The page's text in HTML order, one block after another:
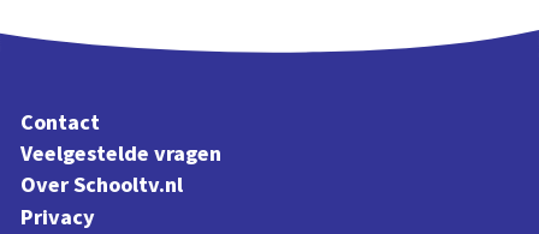
Contact
Veelgestelde vragen
Over Schooltv.nl
Privacy